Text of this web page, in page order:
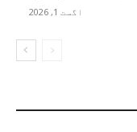
اگست 1, 2026